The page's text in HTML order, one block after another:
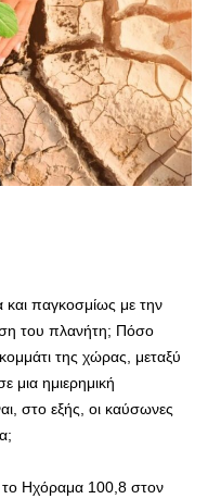
και παγκοσμίως με την
του πλανήτη; Πόσο
της χώρας, μεταξύ
μια ημιερημική
στο εξής, οι καύσωνες
Ηχόραμα 100,8 στον